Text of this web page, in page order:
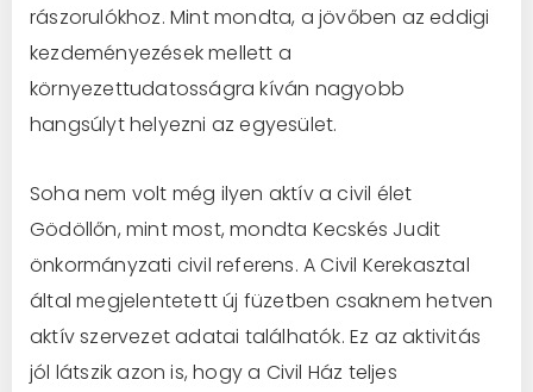
rászorulókhoz. Mint mondta, a jövőben az eddigi
kezdeményezések mellett a
környezettudatosságra kíván nagyobb
hangsúlyt helyezni az egyesület.
Soha nem volt még ilyen aktív a civil élet
Gödöllőn, mint most, mondta Kecskés Judit
önkormányzati civil referens. A Civil Kerekasztal
által megjelentetett új füzetben csaknem hetven
aktív szervezet adatai találhatók. Ez az aktivitás
jól látszik azon is, hogy a Civil Ház teljes